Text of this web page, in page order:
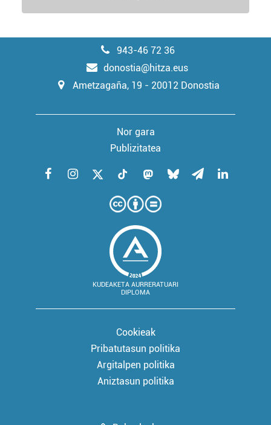
943-46 72 36
donostia@hitza.eus
Ametzagaña, 19 - 20012 Donostia
Nor gara
Publizitatea
KUDEAKETA AURRERATUARI
DIPLOMA
Cookieak
Pribatutasun politika
Argitalpen politika
Aniztasun politika